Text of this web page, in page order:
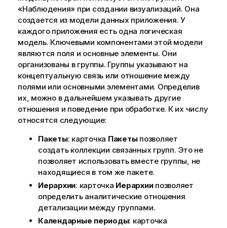
«Наблюдения» при создании визуализаций. Она
создается из модели данных приложения. У
каждого приложения есть одна логическая
модель. Ключевыми компонентами этой модели
являются поля и основные элементы. Они
организованы в группы. Группы указывают на
концептуальную связь или отношение между
полями или основными элементами. Определив
их, можно в дальнейшем указывать другие
отношения и поведение при обработке. К их числу
относятся следующие:
Пакеты: карточка Пакетыпозволяет
создать коллекции связанных групп. Это не
позволяет использовать вместе группы, не
находящиеся в том же пакете.
Иерархии: карточка Иерархиипозволяет
определить аналитические отношения
детализации между группами.
Календарные периоды: карточка